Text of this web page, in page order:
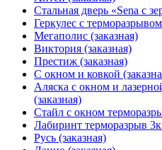
Стальная дверь «Sena с
Геркулес с
Мегаполис (заказная)
Виктория (заказная)
Престиж (заказная)
С окном и ковкой
Аляска с окном и
(заказная)
Стайл с окном
Лабиринт терморазрыв 3к
Русь (заказная)